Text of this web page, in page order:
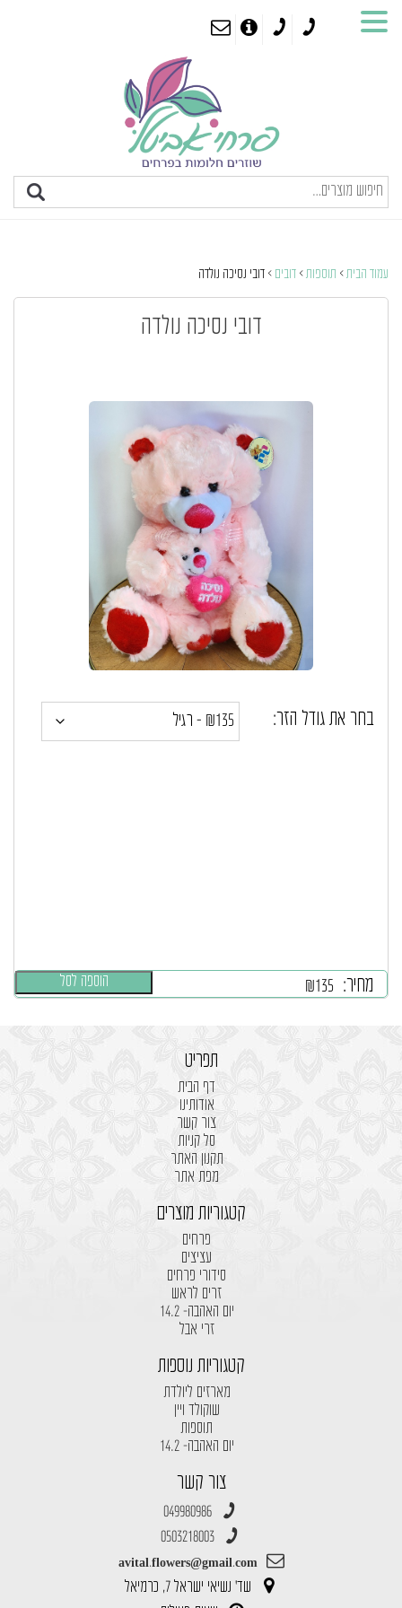
עמוד הבית > תוספות > דובים > דובי נסיכה נולדה
דובי נסיכה נולדה
בחר את גודל הזר:
מחיר: ₪135 הוספה לסל
תפריט
דף הבית
אודותינו
צור קשר
סל קניות
תקנון האתר
מפת אתר
קטגוריות מוצרים
פרחים
עציצים
סידורי פרחים
זרים לראש
יום האהבה- 14.2
זרי אבל
קטגוריות נוספות
מארזים ליולדת
שוקולד ויין
תוספות
יום האהבה- 14.2
צור קשר
049980986
0503218003
avital.flowers@gmail.com
שד' נשיאי ישראל 7, כרמיאל